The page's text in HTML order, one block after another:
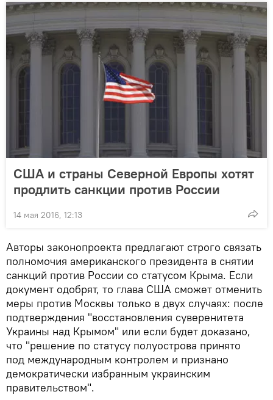
США и страны Северной Европы хотят
продлить санкции против России
14 мая 2016, 12:13
Авторы законопроекта предлагают строго связать
полномочия американского президента в снятии
санкций против России со статусом Крыма. Если
документ одобрят, то глава США сможет отменить
меры против Москвы только в двух случаях: после
подтверждения "восстановления суверенитета
Украины над Крымом" или если будет доказано,
что "решение по статусу полуострова принято
под международным контролем и признано
демократически избранным украинским
правительством".